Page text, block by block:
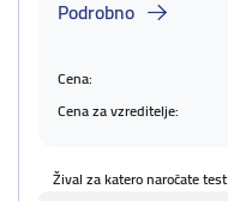
Podrobno
Cena:
Cena za vzreditelje:
Žival za katero naročate test